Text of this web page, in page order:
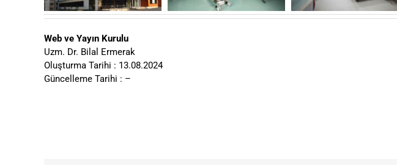
Web ve Yayın Kurulu
Uzm. Dr. Bilal Ermerak
Oluşturma Tarihi : 13.08.2024
Güncelleme Tarihi : –